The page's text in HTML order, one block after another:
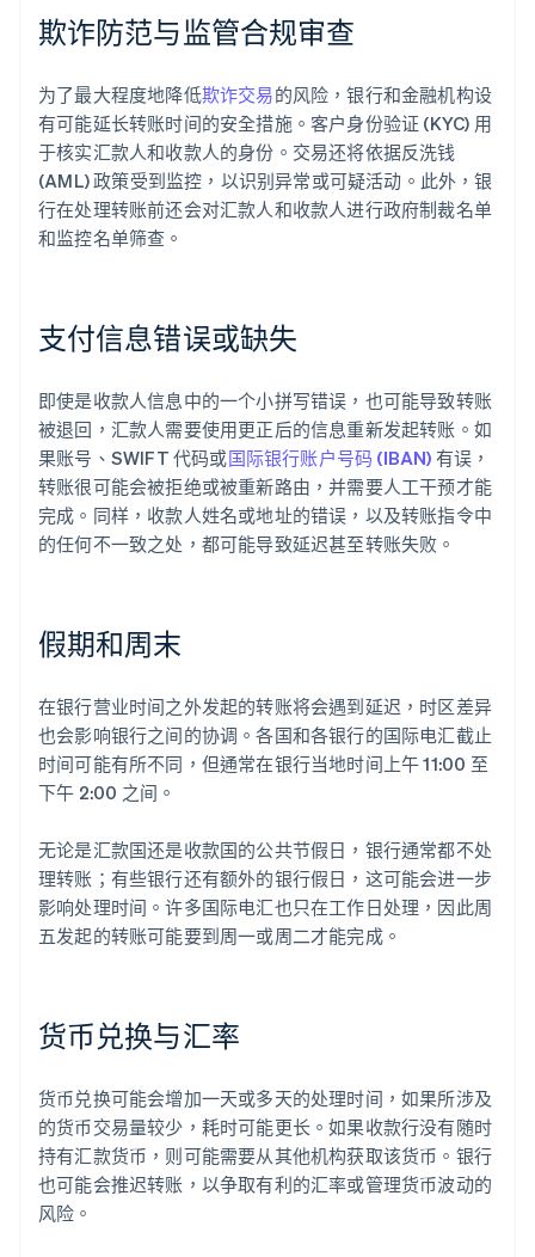
欺诈防范与监管合规审查
为了最大程度地降低欺诈交易的风险，银行和金融机构设
有可能延长转账时间的安全措施。客户身份验证 (KYC) 用
于核实汇款人和收款人的身份。交易还将依据反洗钱
(AML) 政策受到监控，以识别异常或可疑活动。此外，银
行在处理转账前还会对汇款人和收款人进行政府制裁名单
和监控名单筛查。
支付信息错误或缺失
即使是收款人信息中的一个小拼写错误，也可能导致转账
被退回，汇款人需要使用更正后的信息重新发起转账。如
果账号、SWIFT 代码或国际银行账户号码 (IBAN) 有误，
转账很可能会被拒绝或被重新路由，并需要人工干预才能
完成。同样，收款人姓名或地址的错误，以及转账指令中
的任何不一致之处，都可能导致延迟甚至转账失败。
假期和周末
在银行营业时间之外发起的转账将会遇到延迟，时区差异
也会影响银行之间的协调。各国和各银行的国际电汇截止
时间可能有所不同，但通常在银行当地时间上午 11:00 至
下午 2:00 之间。
无论是汇款国还是收款国的公共节假日，银行通常都不处
理转账；有些银行还有额外的银行假日，这可能会进一步
影响处理时间。许多国际电汇也只在工作日处理，因此周
五发起的转账可能要到周一或周二才能完成。
货币兑换与汇率
货币兑换可能会增加一天或多天的处理时间，如果所涉及
的货币交易量较少，耗时可能更长。如果收款行没有随时
持有汇款货币，则可能需要从其他机构获取该货币。银行
也可能会推迟转账，以争取有利的汇率或管理货币波动的
风险。